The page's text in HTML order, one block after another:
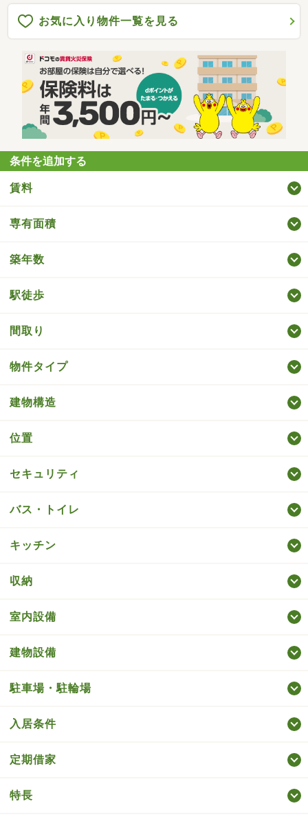
お気に入り物件一覧を見る
条件を追加する
賃料
専有面積
築年数
駅徒歩
間取り
物件タイプ
建物構造
位置
セキュリティ
バス・トイレ
キッチン
収納
室内設備
建物設備
駐車場・駐輪場
入居条件
定期借家
特長